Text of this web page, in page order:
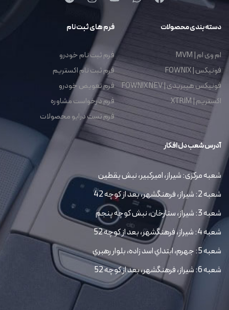
دسته بندی محصولات
ام وی ام | MVM
فونیکس | FOWNIX
فونیکس هیبریدی | FOWNIX NEV
اکستریم | XTRIM
فرم های ثبت نام
فرم ثبت نام خودرو
فرم ثبت نام اکستریم
فرم تعویض خودرو
فرم درخواست مشاوره
فرم تست درایو محصولات
آدرس شعب دل افکار
شعبه مرکزی: شیراز، امیرکبیر، نبش یقطین
شعبه 2: شیراز، فرهنگشهر، بعد از کوچه 42
شعبه 3: شیراز، ستارخان، نبش کوچه پنجم
شعبه 4: شیراز، فرهنگشهر، بعد از کوچه 52
شعبه 5: جهرم، ابتداي اسد زاده، بلوار رهبري
شعبه 6: شیراز، فرهنگشهر، بعد از کوچه 52